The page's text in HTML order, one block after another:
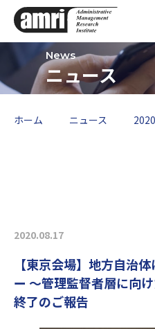
ニュース
ホーム ニュース
2020.08.17
【東京会場】地方自治
ー ～管理監督者層に向
終了のご報告